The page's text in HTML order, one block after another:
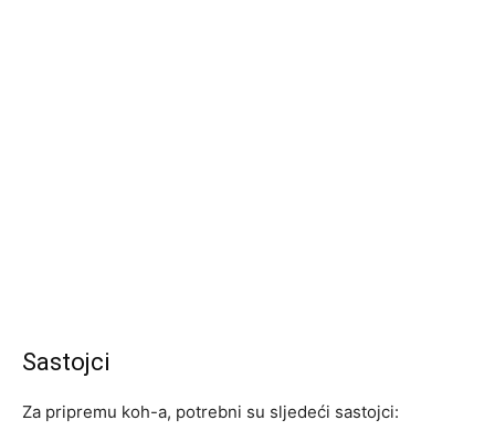
Sastojci
Za pripremu koh-a, potrebni su sljedeći sastojci: